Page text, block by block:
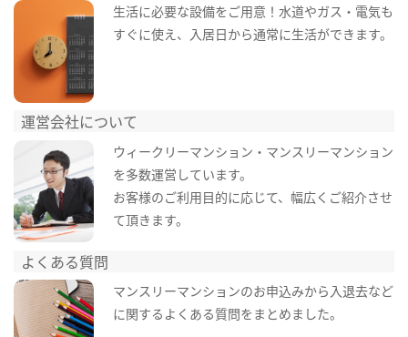
生活に必要な設備をご用意！水道やガス・電気も
すぐに使え、入居日から通常に生活ができます。
運営会社について
ウィークリーマンション・マンスリーマンション
を多数運営しています。
お客様のご利用目的に応じて、幅広くご紹介させ
て頂きます。
よくある質問
マンスリーマンションのお申込みから入退去など
に関するよくある質問をまとめました。